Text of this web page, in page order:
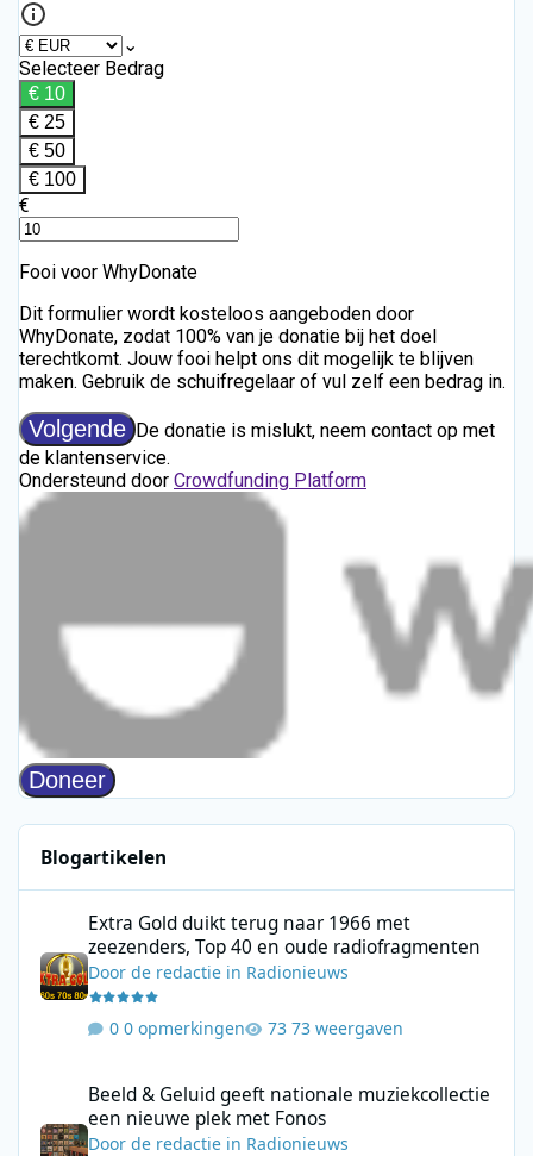
Blogartikelen
Extra Gold duikt terug naar 1966 met
zeezenders, Top 40 en oude radiofragmenten
Doorde redactie in Radionieuws
0 opmerkingen 73 weergaven
Beeld & Geluid geeft nationale muziekcollectie
een nieuwe plek met Fonos
Doorde redactie in Radionieuws